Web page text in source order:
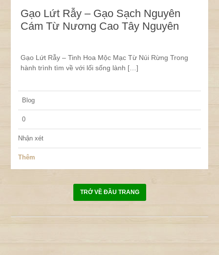
Gạo Lứt Rẫy – Gạo Sạch Nguyên
Cám Từ Nương Cao Tây Nguyên
Gạo Lứt Rẫy – Tinh Hoa Mộc Mạc Từ Núi Rừng Trong
hành trình tìm về với lối sống lành […]
Blog
0
Nhận xét
Thêm
TRỞ VỀ ĐẦU TRANG